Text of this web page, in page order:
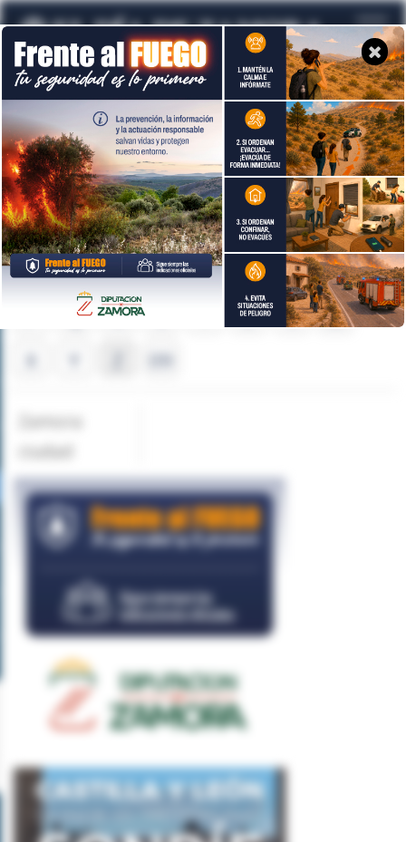
Temas de actualidad
A B C D E F G
H
I
J K L M N Ñ
O
Q R U V
W
X
09
Zamora
ciudad